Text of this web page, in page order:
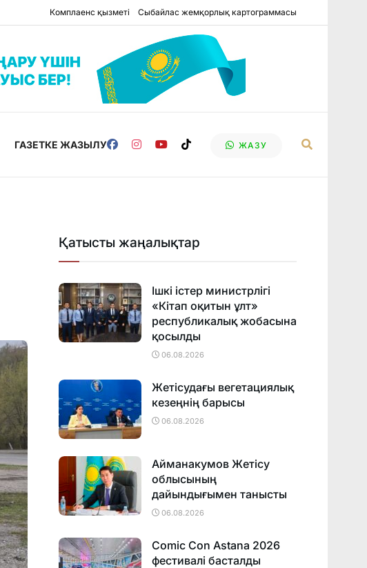
Комплаенс қызметі Сыбайлас жемқорлық картограммасы
ГАЗЕТКЕ ЖАЗЫЛУ ЖАЗУ
Қатысты жаңалықтар
Ішкі істер министрлігі
«Кітап оқитын ұлт»
республикалық жобасына
қосылды
06.08.2026
Жетісудағы вегетациялық
кезеңнің барысы
06.08.2026
Айманакумов Жетісу
облысының
дайындығымен танысты
06.08.2026
Comic Con Astana 2026
фестивалi басталды